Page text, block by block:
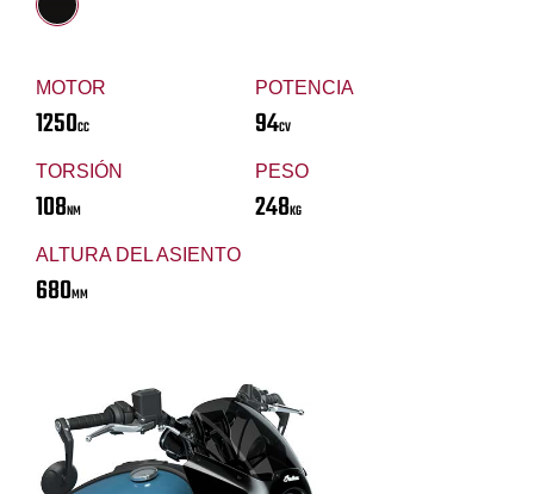
MOTOR
1250CC
POTENCIA
94CV
TORSIÓN
108NM
PESO
248KG
ALTURA DEL ASIENTO
680MM